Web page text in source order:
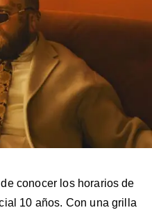
conocer los horarios de
10 años. Con una grilla